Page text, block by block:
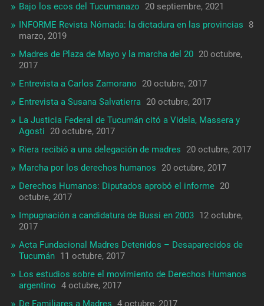
Bajo los ecos del Tucumanazo
20 septiembre, 2021
INFORME Revista Nómada: la dictadura en las provincias
8
marzo, 2019
Madres de Plaza de Mayo y la marcha del 20 20 octubre,
2017
Entrevista a Carlos Zamorano
20 octubre, 2017
Entrevista a Susana Salvatierra
20 octubre, 2017
La Justicia Federal de Tucumán citó a Videla, Massera y
Agosti
20 octubre, 2017
Riera recibió a una delegación de madres
20 octubre, 2017
Marcha por los derechos humanos
20 octubre, 2017
Derechos Humanos: Diputados aprobó el informe 20
octubre, 2017
Impugnación a candidatura de Bussi en 2003 12 octubre,
2017
Acta Fundacional Madres Detenidos – Desaparecidos de
Tucumán 11 octubre, 2017
Los estudios sobre el movimiento de Derechos Humanos
argentino 4 octubre, 2017
De Familiares a Madres 4 octubre, 2017